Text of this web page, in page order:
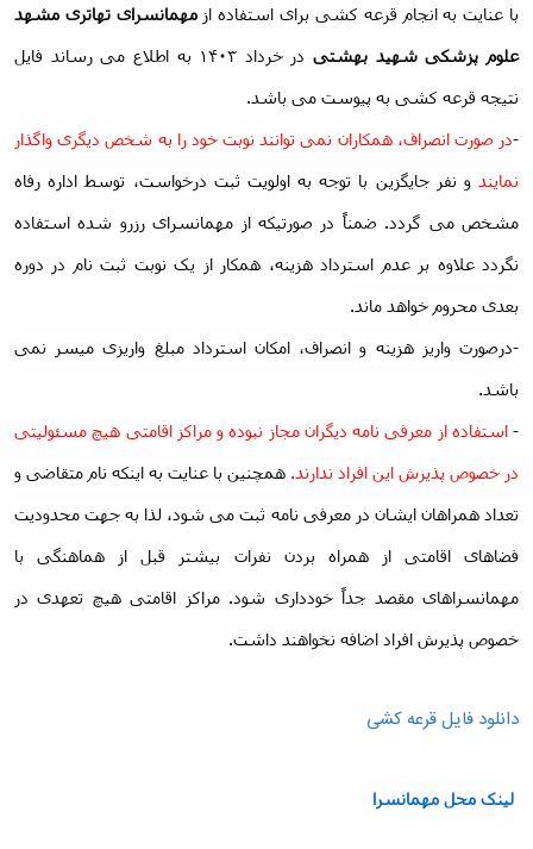
خدمات
تفریحی
صندوق
قرض
اداره
با عنایت به انجام قرعه کشی برای استفاده ازمهمانسرای تهاتری مشهد
علوم پزشکی شهید بهشتی
در خرداد ۱۴۰۳ به اطلاع می رساند فایل
نتیجه قرعه کشی به پیوست می باشد.
-در صورت انصراف، همکاران نمی توانند نوبت خود را به شخص دیگری واگذار
نمایند و نفر جایگزین با توجه به اولویت ثبت درخواست، توسط اداره رفاه
مشخص می گردد. ضمناً در صورتیکه از مهمانسرای رزرو شده استفاده
نگردد علاوه بر عدم استرداد هزینه، همکار از یک نوبت ثبت نام در دوره
بعدی محروم خواهد ماند.
-درصورت واریز هزینه و انصراف، امکان استرداد مبلغ واریزی میسر نمی
باشد.
-استفاده از معرفی نامه دیگران مجاز نبوده و مراکز اقامتی هیچ مسئولیتی
در خصوص پذیرش این افراد ندارند. همچنین با عنایت به اینکه نام متقاضی و
تعداد همراهان ایشان در معرفی نامه ثبت می شود، لذا به جهت محدودیت
فضاهای اقامتی از همراه بردن نفرات بیشتر قبل از هماهنگی با
مهمانسراهای مقصد جداً خودداری شود. مراکز اقامتی هیچ تعهدی در
خصوص پذیرش افراد اضافه نخواهند داشت.
دانلود فایل قرعه کشی
لینک محل مهمانسرا